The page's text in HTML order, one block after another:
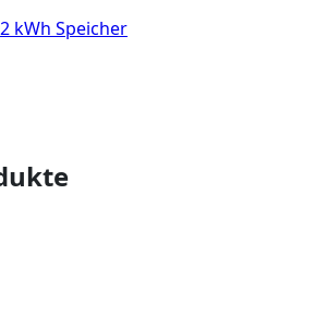
kWh Speicher